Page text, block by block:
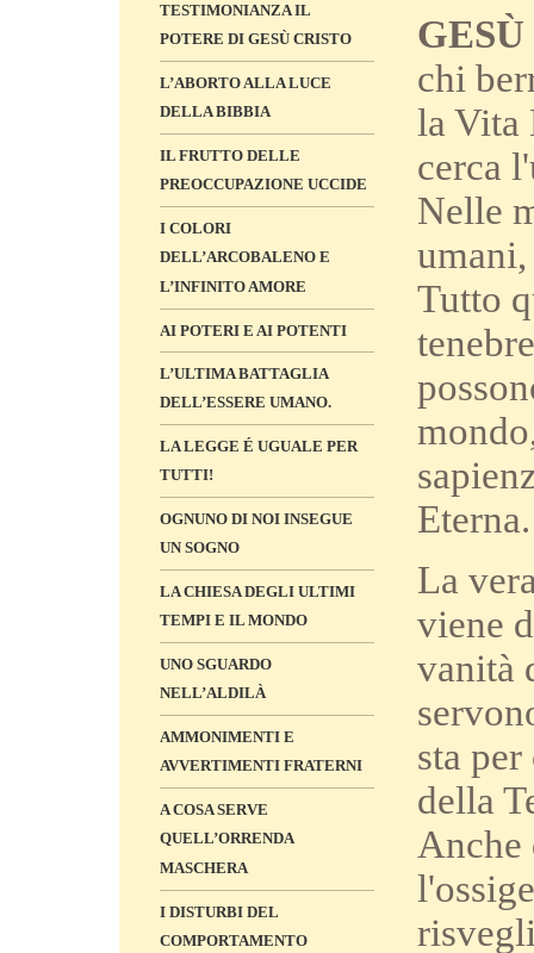
TESTIMONIANZA IL
POTERE DI GESÙ CRISTO
L’ABORTO ALLA LUCE
DELLA BIBBIA
IL FRUTTO DELLE
PREOCCUPAZIONE UCCIDE
I COLORI
DELL’ARCOBALENO E
L’INFINITO AMORE
AI POTERI E AI POTENTI
L’ULTIMA BATTAGLIA
DELL’ESSERE UMANO.
LA LEGGE É UGUALE PER
TUTTI!
OGNUNO DI NOI INSEGUE
UN SOGNO
LA CHIESA DEGLI ULTIMI
TEMPI E IL MONDO
UNO SGUARDO
NELL’ALDILÀ
AMMONIMENTI E
AVVERTIMENTI FRATERNI
A COSA SERVE
QUELL’ORRENDA
MASCHERA
I DISTURBI DEL
COMPORTAMENTO
chi
la Vita
cerca
Nelle
Tutto
Eterna.
La
viene
vanità
sta
della
Anche